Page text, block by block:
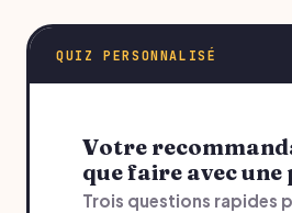
QUIZ PERSONNALISÉ
Votre recommandation sur
que faire avec une
Trois questions rapides